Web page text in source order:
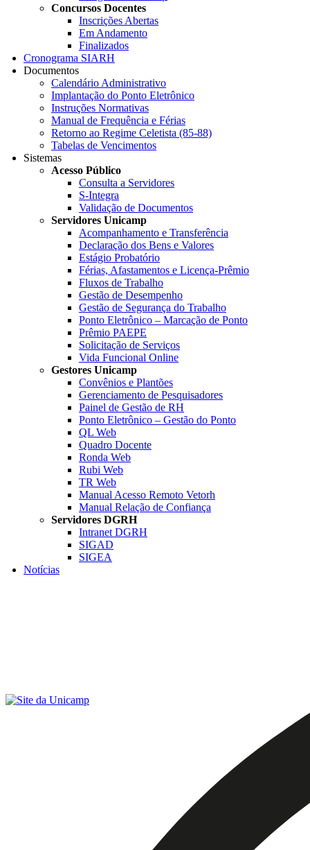
Concursos Docentes
Inscrições Abertas
Em Andamento
Finalizados
Cronograma SIARH
Documentos
Calendário Administrativo
Implantação do Ponto Eletrônico
Instruções Normativas
Manual de Frequência e Férias
Retorno ao Regime Celetista (85-88)
Tabelas de Vencimentos
Sistemas
Acesso Público
Consulta a Servidores
S-Integra
Validação de Documentos
Servidores Unicamp
Acompanhamento e Transferência
Declaração dos Bens e Valores
Estágio Probatório
Férias, Afastamentos e Licença-Prêmio
Fluxos de Trabalho
Gestão de Desempenho
Gestão de Segurança do Trabalho
Ponto Eletrônico – Marcação de Ponto
Prêmio PAEPE
Solicitação de Serviços
Vida Funcional Online
Gestores Unicamp
Convênios e Plantões
Gerenciamento de Pesquisadores
Painel de Gestão de RH
Ponto Eletrônico – Gestão do Ponto
QL Web
Quadro Docente
Ronda Web
Rubi Web
TR Web
Manual Acesso Remoto Vetorh
Manual Relação de Confiança
Servidores DGRH
Intranet DGRH
SIGAD
SIGEA
Notícias